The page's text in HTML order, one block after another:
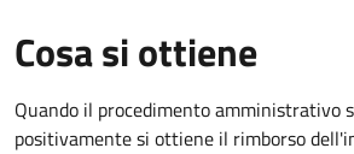
Cosa si ottiene
Quando il procedimento amministrativo
positivamente si ottiene il rimborso